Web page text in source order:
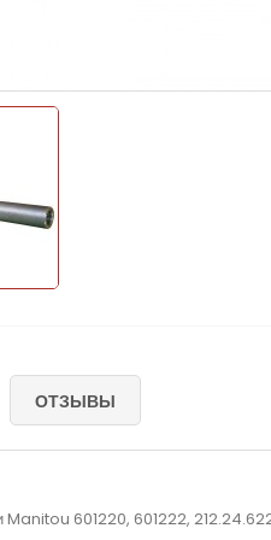
ОТЗЫВЫ
Manitou 601220, 601222,